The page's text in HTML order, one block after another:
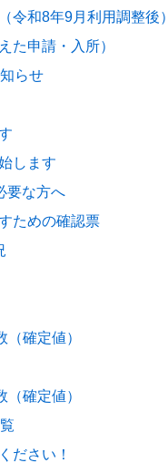
令和8年9月利用調整後）
た申請・入所）
らせ
します
要な方へ
ための確認票
確定値）
確定値）
ださい！